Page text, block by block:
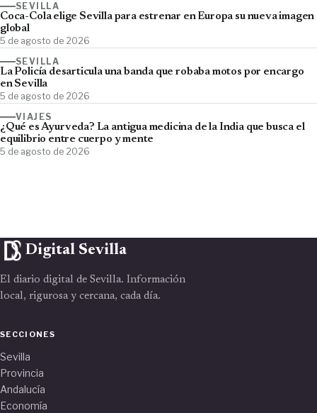
SEVILLA
Coca-Cola elige Sevilla para estrenar en Europa su nueva imagen
global
5 de agosto de 2026
SEVILLA
La Policía desarticula una banda que robaba motos por encargo
en Sevilla
5 de agosto de 2026
VIAJES
¿Qué es Ayurveda? La antigua medicina de la India que busca el
equilibrio entre cuerpo y mente
5 de agosto de 2026
Digital Sevilla
El diario digital de Sevilla. Información
local, rigurosa y cercana, cada día.
SECCIONES
Sevilla
Provincia
Andalucía
Economía